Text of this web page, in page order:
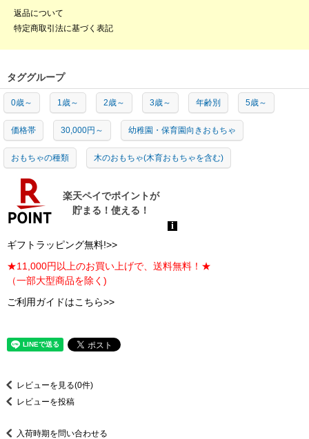
返品について
特定商取引法に基づく表記
タググループ
0歳～ 1歳～ 2歳～ 3歳～ 年齢別 5歳～
価格帯 30,000円～ 幼稚園・保育園向きおもちゃ
おもちゃの種類 木のおもちゃ(木育おもちゃを含む)
ギフトラッピング無料!>>
★11,000円以上のお買い上げで、送料無料！★
（一部大型商品を除く)
ご利用ガイドはこちら>>
レビューを見る(0件)
レビューを投稿
入荷時期を問い合わせる